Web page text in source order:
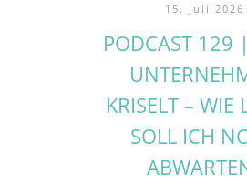
15. Juli 2026
PODCAST 129
KRISELT – WIE
SOLL ICH